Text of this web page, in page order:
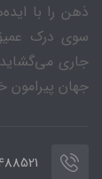
ذهن را با
سوی درک
جاری
جهان پیرامون